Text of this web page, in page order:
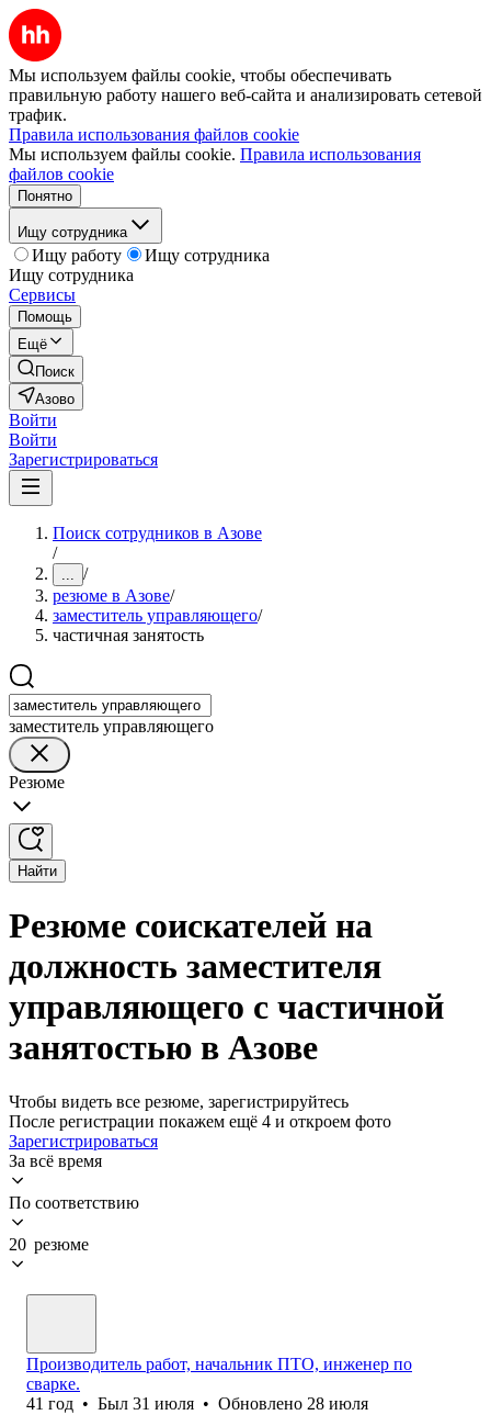
Мы используем файлы cookie, чтобы обеспечивать
правильную работу нашего веб-сайта и анализировать сетевой
трафик.
Правила использования файлов cookie
Мы используем файлы cookie. Правила использования
файлов cookie
Понятно
Ищу сотрудника
Ищу работу
Ищу сотрудника
Ищу сотрудника
Сервисы
Помощь
Ещё
Поиск
Азово
Войти
Войти
Зарегистрироваться
Поиск сотрудников в Азове
/
... /
резюме в Азове/
заместитель управляющего/
частичная занятость
заместитель управляющего
Резюме
Найти
Резюме соискателей на
должность заместителя
управляющего с частичной
занятостью в Азове
Чтобы видеть все резюме, зарегистрируйтесь
После регистрации покажем ещё 4 и откроем фото
Зарегистрироваться
За всё время
По соответствию
20 резюме
Производитель работ, начальник ПТО, инженер по
сварке.
41 год • Был 31 июля • Обновлено 28 июля